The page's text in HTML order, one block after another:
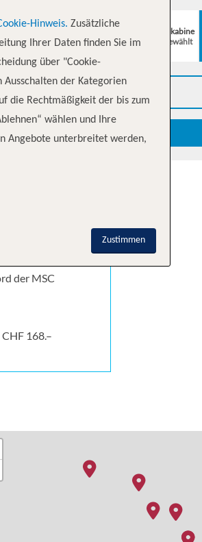
– Zürich / Genf
der MSC
168.–
Innenkabine
ausgewählt
Hinweis. Zusätzliche
Ihrer Daten finden Sie im
über "Cookie-
der Kategorien
die Rechtmäßigkeit der bis zum
wählen und Ihre
Angebote unterbreitet werden,
Zustimmen